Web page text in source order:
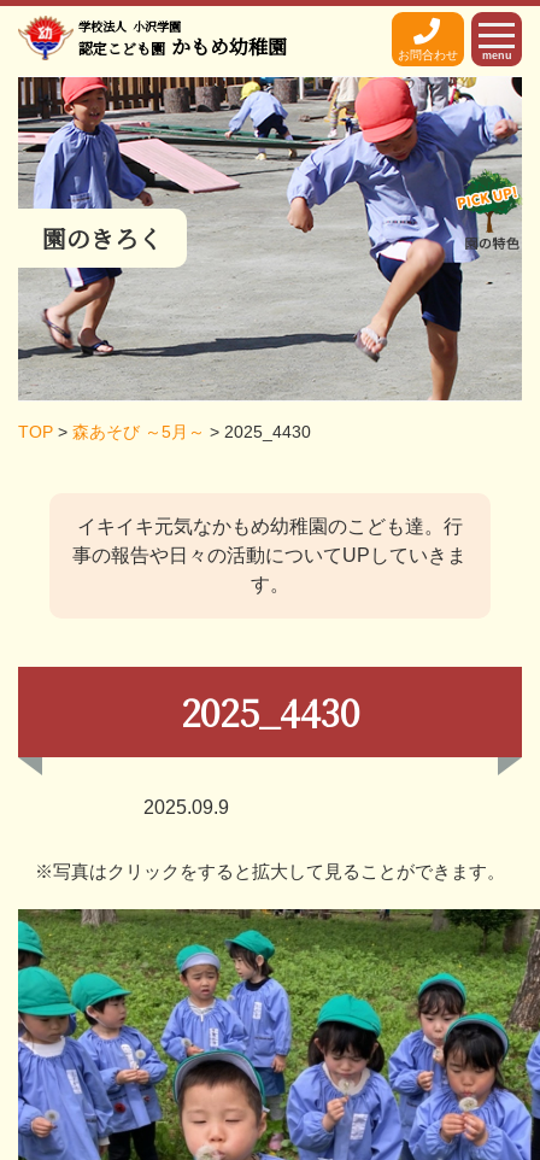
学校法人 小沢学園
認定こども園 かもめ幼稚園 お問合わせ menu
園のきろく
TOP > 森あそび ～5月～ > 2025_4430
イキイキ元気なかもめ幼稚園のこども達。 行
事の報告や日々の活動についてUPしていきま
す。
2025_4430
2025.09.9
※写真はクリックをすると拡大して見ることができます。